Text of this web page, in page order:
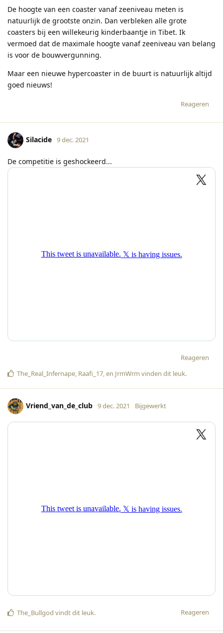
De hoogte van een coaster vanaf zeeniveau meten is
natuurlijk de grootste onzin. Dan verbleken alle grote
coasters bij een willekeurig kinderbaantje in Tibet. Ik
vermoed dat de maximale hoogte vanaf zeeniveau van belang
is voor de bouwvergunning.
Maar een nieuwe hypercoaster in de buurt is natuurlijk altijd
goed nieuws!
Reageren
Silacide 9 dec. 2021
De competitie is geshockeerd...
Reageren
The_Real_Infernape, Raafi_17, en JrmWrm vinden dit leuk.
Vriend_van_de_club 9 dec. 2021 Bijgewerkt
Reageren
The_Bullgod vindt dit leuk.